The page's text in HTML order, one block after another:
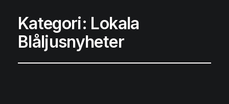
Kategori: Lokala
Blåljusnyheter